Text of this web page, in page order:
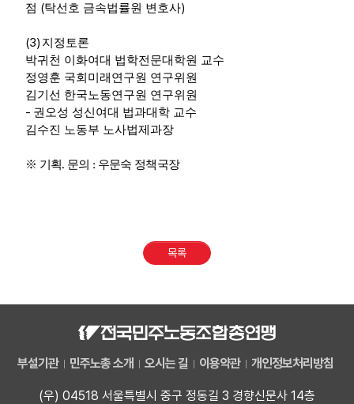
점 (탁선호 금속법률원 변호사)
(3) 지정토론
박귀천 이화여대 법학전문대학원 교수
정영훈 국회미래연구원 연구위원
김기선 한국노동연구원 연구위원
- 권오성 성신여대 법과대학 교수
김수진 노동부 노사법제과장
※ 기획. 문의 : 우문숙 정책국장
목록
부설기관 민주노총 소개 오시는 길 이용약관 개인정보처리방침
(우) 04518 서울특별시 중구 정동길 3 경향신문사 14층